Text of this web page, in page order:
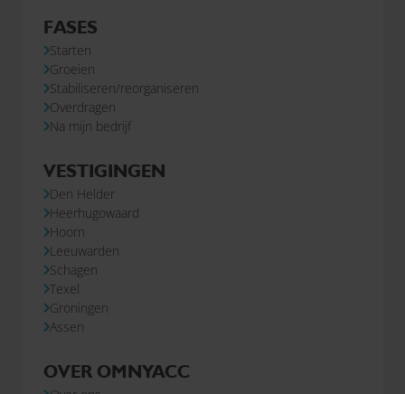
FASES
Starten
Groeien
Stabiliseren/reorganiseren
Overdragen
Na mijn bedrijf
VESTIGINGEN
Den Helder
Heerhugowaard
Hoorn
Leeuwarden
Schagen
Texel
Groningen
Assen
OVER OMNYACC